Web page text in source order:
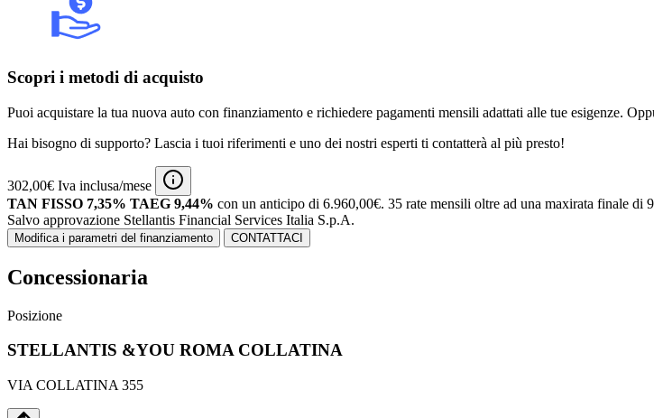
Scopri i metodi di acquisto
Puoi acquistare la tua nuova auto con finanziamento e richiedere pagamenti mensili adattati alle tue esigenze.
Hai bisogno di supporto? Lascia i tuoi riferimenti e uno dei nostri esperti ti contatterà al più presto!
302,00€ Iva inclusa/mese
TAN FISSO 7,35% TAEG 9,44% con un anticipo di 6.960,00€. 35 rate mensili oltre ad una maxirata finale di
Salvo approvazione Stellantis Financial Services Italia S.p.A.
Modifica i parametri del finanziamento CONTATTACI
Concessionaria
Posizione
STELLANTIS &YOU ROMA COLLATINA
VIA COLLATINA 355